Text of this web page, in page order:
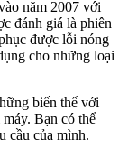
năm 2007 với
đánh giá là phiên
được lỗi nóng
cho những loại
biến thể với
Bạn có thể
cầu của mình.